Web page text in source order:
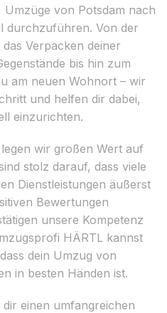
von Potsdam nach
durchzuführen. Von der
Verpacken deiner
bis hin zum
am neuen Wohnort – wir
und helfen dir dabei,
einzurichten.
wir großen Wert auf
stolz darauf, dass viele
Dienstleistungen äußerst
Bewertungen
unsere Kompetenz
HÄRTL kannst
dein Umzug von
in besten Händen ist.
einen umfangreichen